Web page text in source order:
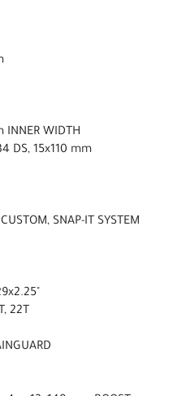
INNER WIDTH
DS, 15x110 mm
SNAP-IT SYSTEM
22T